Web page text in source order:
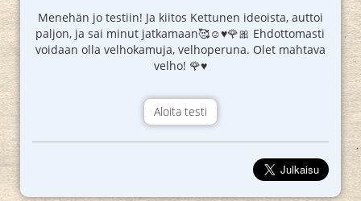
Menehän jo testiin! Ja kiitos Kettunen ideoista, auttoi
paljon, ja sai minut jatkamaan🥰☺️♥️🌹🎀 Ehdottomasti
voidaan olla velhokamuja, velhoperuna. Olet mahtava
velho! 🌹♥️
Aloita testi